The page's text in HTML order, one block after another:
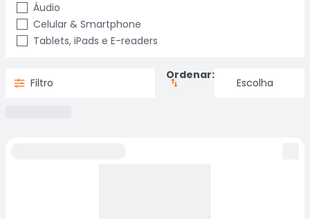
Áudio
Celular & Smartphone
Tablets, iPads e E-readers
Filtro
Ordenar: